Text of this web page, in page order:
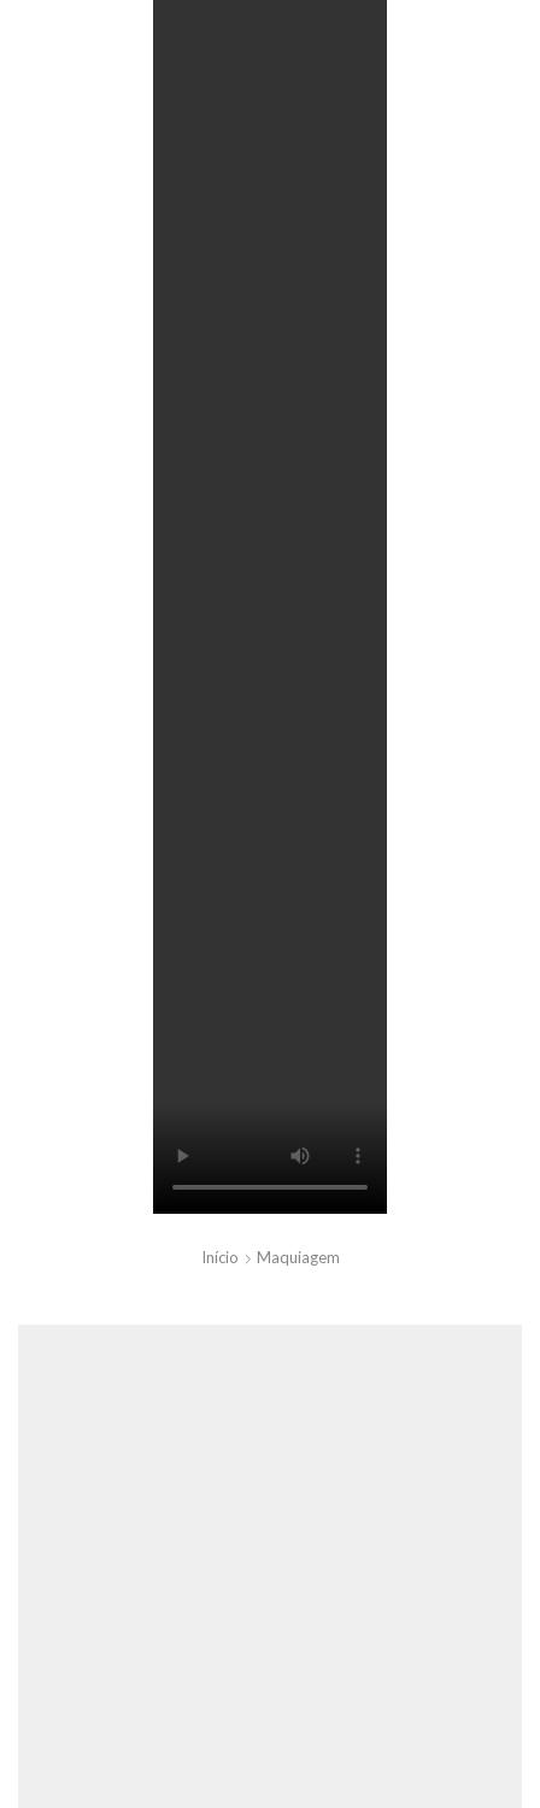
Início Maquiagem